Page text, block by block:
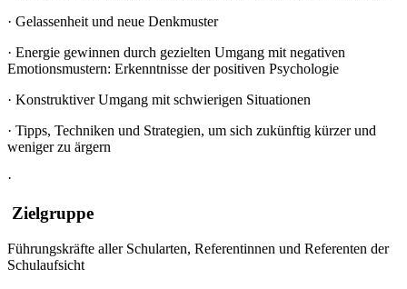
· Gelassenheit und neue Denkmuster
· Energie gewinnen durch gezielten Umgang mit negativen
Emotionsmustern: Erkenntnisse der positiven Psychologie
· Konstruktiver Umgang mit schwierigen Situationen
· Tipps, Techniken und Strategien, um sich zukünftig kürzer und
weniger zu ärgern
·
Zielgruppe
Führungskräfte aller Schularten, Referentinnen und Referenten der
Schulaufsicht